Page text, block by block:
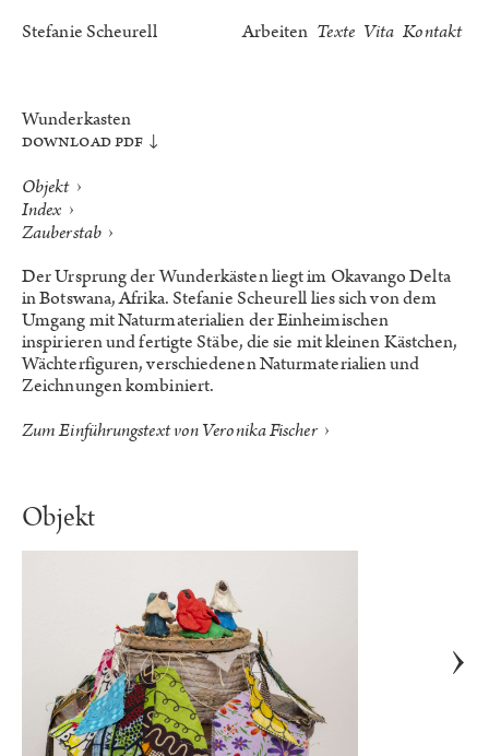
Stefanie Scheurell Arbeiten Texte Vita Kontakt
Wunderkasten
Download PDF
Objekt ›
Index ›
Zauberstab ›
Der Ursprung der Wunderkästen liegt im Okavango Delta
in Botswana, Afrika. Stefanie Scheurell lies sich von dem
Umgang mit Naturmaterialien der Einheimischen
inspirieren und fertigte Stäbe, die sie mit kleinen Kästchen,
Wächterfiguren, verschiedenen Naturmaterialien und
Zeichnungen kombiniert.
Zum Einführungstext von Veronika Fischer ›
Objekt